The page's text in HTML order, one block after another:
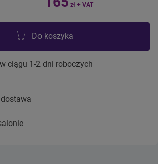
zł + VAT
Do koszyka
ciągu 1-2 dni roboczych